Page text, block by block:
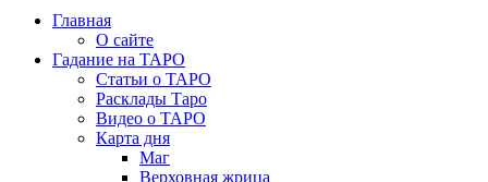
Главная
О сайте
Гадание на ТАРО
Статьи о ТАРО
Расклады Таро
Видео о ТАРО
Карта дня
Маг
Верховная жрица